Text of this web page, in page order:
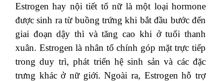
Estrogen hay nội tiết tố nữ là một loại hormone
được sinh ra từ buồng trứng khi bắt đầu bước đến
giai đoạn dậy thì và tăng cao khi ở tuổi thanh
xuân. Estrogen là nhân tố chính góp mặt trực tiếp
trong duy trì, phát triển hệ sinh sản và các đặc
trưng khác ở nữ giới. Ngoài ra, Estrogen hỗ trợ